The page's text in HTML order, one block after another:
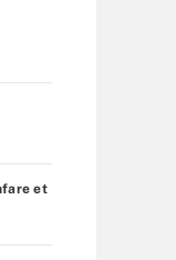
et